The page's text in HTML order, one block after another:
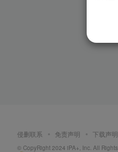
侵删联系 免责声明 下载声明
© CopyRight 2024 iPA+, Inc. All